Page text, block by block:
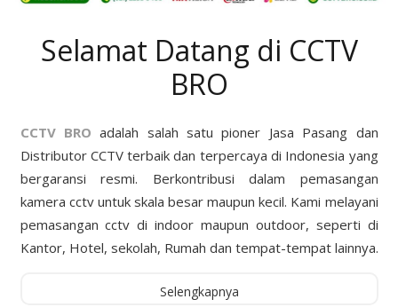
Selamat Datang di CCTV
BRO
CCTV BRO adalah salah satu pioner Jasa Pasang dan
Distributor CCTV terbaik dan terpercaya di Indonesia yang
bergaransi resmi. Berkontribusi dalam pemasangan
kamera cctv untuk skala besar maupun kecil. Kami melayani
pemasangan cctv di indoor maupun outdoor, seperti di
Kantor, Hotel, sekolah, Rumah dan tempat-tempat lainnya.
Selengkapnya